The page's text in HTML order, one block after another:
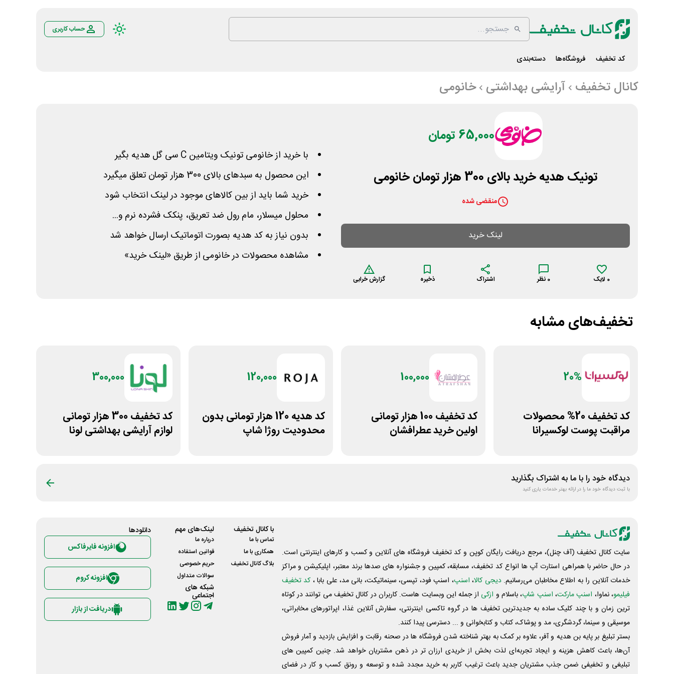
حساب کاربری
کد تخفیف فروشگاه‌ها دسته‌بندی
کانال تخفیف آرایشی بهداشتی خانومی
65,000 تومان
تونیک هدیه خرید بالای 300 هزار تومان خانومی
منقضی شده
لینک خرید
0 لایک 0 نظر اشتراک ذخیره گزارش خرابی
با خرید از خانومی تونیک ویتامین C سی گل هدیه بگیر
این محصول به سبدهای بالای 300 هزار تومان تعلق میگیرد
خرید شما باید از بین کالاهای موجود در لینک انتخاب شود
محلول میسلار، مام رول ضد تعریق، پنکک فشرده نرم و...
بدون نیاز به کد هدیه بصورت اتوماتیک ارسال خواهد شد
مشاهده محصولات در خانومی از طریق «لینک خرید»
تخفیف‌های مشابه
20%
کد تخفیف 20% محصولات
مراقبت پوست لوکسیرانا
100,000
کد تخفیف 100 هزار تومانی
اولین خرید عطرافشان
120,000
کد هدیه 120 هزار تومانی بدون
محدودیت روژا شاپ
300,000
کد تخفیف 300 هزار تومانی
لوازم آرایشی بهداشتی لونا
دیدگاه خود را با ما به اشتراک بگذارید
با ثبت دیدگاه خود ما را در ارائه بهتر خدمات یاری کنید
سایت کانال تخفیف (آف چنل)، مرجع دریافت رایگان کوپن و کد تخفیف فروشگاه های آنلاین و کسب و‌ کارهای اینترنتی است.
در حال حاضر با همراهی استارت آپ ها انواع کد تخفیف، مسابقه، کمپین و جشنواره های صدها برند معتبر، اپلیکیشن و مراکز
خدمات آنلاین را به اطلاع مخاطبان می‌رسانیم. دیجی کالا، اسنپ، اسنپ فود، تپسی، سینماتیکت، بانی مد، علی‌ بابا ، کد تخفیف
فیلیمو، نماوا، اسنپ مارکت، اسنپ شاپ، باسلام و ازکی از جمله این وبسایت ‌هاست. کاربران در کانال تخفیف می توانند در کوتاه
ترین زمان و با چند کلیک ساده به جدیدترین تخفیف ها در گروه تاکسی اینترنتی، سفارش آنلاین غذا، اپراتورهای مخابراتی،
موسیقی و سینما، گردشگری، مد و پوشاک، کتاب و کتابخوانی و ... دسترسی پیدا کنند.
بستر تبلیغ بر پایه بن هدیه و آفر، علاوه بر کمک به بهتر شناخته شدن فروشگاه ها در صحنه رقابت و افزایش بازدید و آمار فروش
آن‌ها، باعث کاهش هزینه و ایجاد تجربه‌ای لذت بخش از خریدی ارزان تر در ذهن مشتریان خواهد شد. چنین کمپین های
تبلیغی و تخفیفی ضمن جذب مشتریان جدید باعث ترغیب کاربر به خرید مجدد شده و توسعه و رونق کسب و کار در فضای
با کانال تخفیف
تماس با ما
همکاری با ما
بلاگ کانال تخفیف
لینک‌های مهم
درباره ما
قوانین استفاده
حریم خصوصی
سوالات متداول
شبکه های
اجتماعی
دانلود‌ها
افزونه فایرفاکس
افزونه کروم
دریافت از بازار